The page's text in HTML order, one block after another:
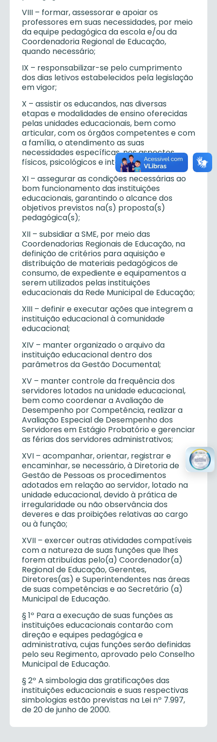
VIII – formar, assessorar e apoiar os
professores em suas necessidades, por meio
da equipe pedagógica da escola e/ou da
Coordenadoria Regional de Educação,
quando necessário;
IX – responsabilizar-se pelo cumprimento
dos dias letivos estabelecidos pela legislação
em vigor;
X – assistir os educandos, nas diversas
etapas e modalidades de ensino oferecidas
pelas unidades educacionais, bem como
articular, com os órgãos competentes e com
a família, o atendimento as suas
necessidades específicas, nos aspectos
físicos, psicológicos e intelectuais;
XI – assegurar as condições necessárias ao
bom funcionamento das instituições
educacionais, garantindo o alcance dos
objetivos previstos na(s) proposta(s)
pedagógica(s);
XII – subsidiar a SME, por meio das
Coordenadorias Regionais de Educação, na
definição de critérios para aquisição e
distribuição de materiais pedagógicos de
consumo, de expediente e equipamentos a
serem utilizados pelas instituições
educacionais da Rede Municipal de Educação;
XIII – definir e executar ações que integrem a
instituição educacional à comunidade
educacional;
XIV – manter organizado o arquivo da
instituição educacional dentro dos
parâmetros da Gestão Documental;
XV – manter controle da frequência dos
servidores lotados na unidade educacional,
bem como coordenar a Avaliação de
Desempenho por Competência, realizar a
Avaliação Especial de Desempenho dos
Servidores em Estágio Probatório e gerenciar
as férias dos servidores administrativos;
XVI – acompanhar, orientar, registrar e
encaminhar, se necessário, à Diretoria de
Gestão de Pessoas os procedimentos
adotados em relação ao servidor, lotado na
unidade educacional, devido à prática de
irregularidade ou não observância dos
deveres e das proibições relativas ao cargo
ou à função;
XVII – exercer outras atividades compatíveis
com a natureza de suas funções que lhes
forem atribuídas pelo(a) Coordenador(a)
Regional de Educação, Gerentes,
Diretores(as) e Superintendentes nas áreas
de suas competências e ao Secretário (a)
Municipal de Educação.
§ 1º Para a execução de suas funções as
instituições educacionais contarão com
direção e equipes pedagógica e
administrativa, cujas funções serão definidas
pelo seu Regimento, aprovado pelo Conselho
Municipal de Educação.
§ 2º A simbologia das gratificações das
instituições educacionais e suas respectivas
simbologias estão previstas na Lei nº 7.997,
de 20 de junho de 2000.